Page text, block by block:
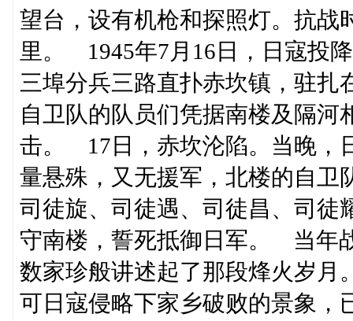
望台，设有机枪和探照灯。抗战
里。 1945年7月16日，日寇投
三埠分兵三路直扑赤坎镇，驻扎
自卫队的队员们凭据南楼及隔
击。 17日，赤坎沦陷。当晚，
量悬殊，又无援军，北楼的自卫
司徒旋、司徒遇、司徒昌、司徒
守南楼，誓死抵御日军。 当年
数家珍般讲述起了那段烽火岁月
可日寇侵略下家乡破败的景象